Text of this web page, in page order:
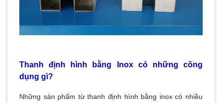
Thanh định hình bằng Inox có những công
dụng gì?
Những sản phẩm từ thanh định hình bằng inox có nhiều